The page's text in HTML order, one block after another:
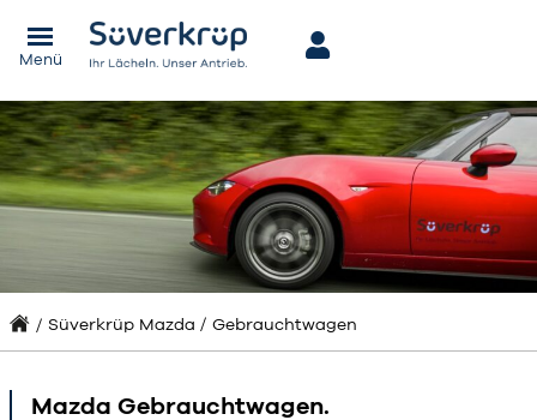
Menü
Süverkrüp Mazda Gebrauchtwagen
Mazda Gebrauchtwagen.